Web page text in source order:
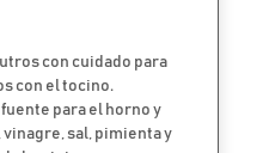
con cuidado para
con el tocino.
para el horno y
sal, pimienta y